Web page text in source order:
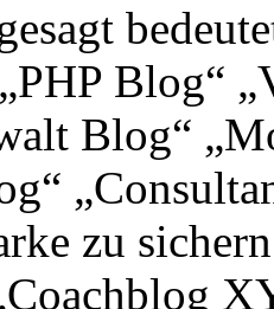
Blog“
Blog“
zu